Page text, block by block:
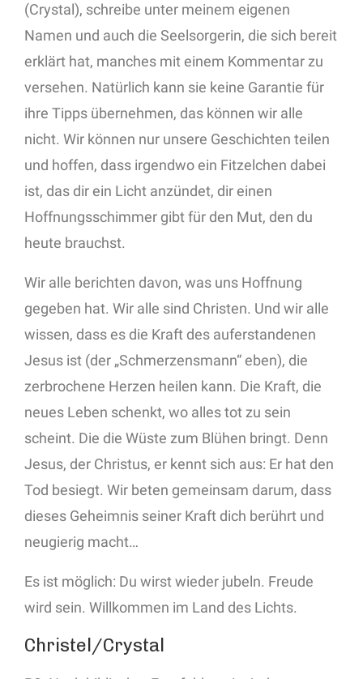
(Crystal), schreibe unter meinem eigenen
Namen und auch die Seelsorgerin, die sich bereit
erklärt hat, manches mit einem Kommentar zu
versehen. Natürlich kann sie keine Garantie für
ihre Tipps übernehmen, das können wir alle
nicht. Wir können nur unsere Geschichten teilen
und hoffen, dass irgendwo ein Fitzelchen dabei
ist, das dir ein Licht anzündet, dir einen
Hoffnungsschimmer gibt für den Mut, den du
heute brauchst.
Wir alle berichten davon, was uns Hoffnung
gegeben hat. Wir alle sind Christen. Und wir alle
wissen, dass es die Kraft des auferstandenen
Jesus ist (der „Schmerzensmann“ eben), die
zerbrochene Herzen heilen kann. Die Kraft, die
neues Leben schenkt, wo alles tot zu sein
scheint. Die die Wüste zum Blühen bringt. Denn
Jesus, der Christus, er kennt sich aus: Er hat den
Tod besiegt. Wir beten gemeinsam darum, dass
dieses Geheimnis seiner Kraft dich berührt und
neugierig macht…
Es ist möglich: Du wirst wieder jubeln. Freude
wird sein. Willkommen im Land des Lichts.
Christel/Crystal